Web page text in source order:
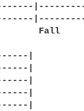
Fall
|
|
|
|
|